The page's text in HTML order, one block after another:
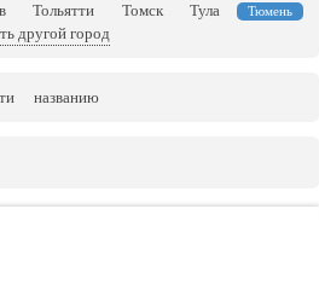
Тольятти Томск Тула Тюмень
другой город
названию